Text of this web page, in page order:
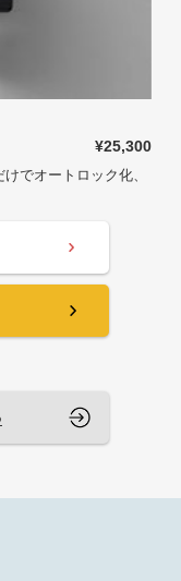
¥25,300
でオートロック化、